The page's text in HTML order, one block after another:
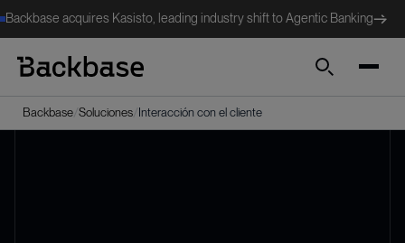
Backbase acquires Kasisto, leading industry shift to Agentic Banking
Search
Backbase /Soluciones Interacción con el cliente